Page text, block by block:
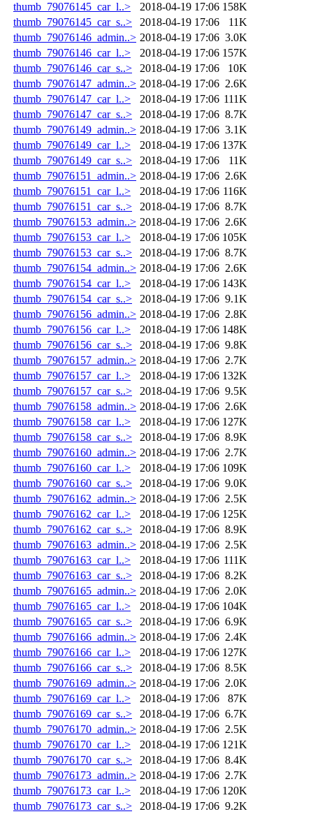
thumb_79076145_car_l..> 2018-04-19 17:06 158K
thumb_79076145_car_s..>
2018-04-19 17:06
11K
thumb_79076146_admin..> 2018-04-19 17:06 3.0K
thumb_79076146_car_l..>
2018-04-19 17:06 157K
thumb_79076146_car_s..>
2018-04-19 17:06
10K
thumb_79076147_admin..> 2018-04-19 17:06 2.6K
thumb_79076147_car_l..>
2018-04-19 17:06 111K
thumb_79076147_car_s..>
2018-04-19 17:06 8.7K
thumb_79076149_admin..> 2018-04-19 17:06 3.1K
thumb_79076149_car_l..>
2018-04-19 17:06 137K
thumb_79076149_car_s..>
2018-04-19 17:06
11K
thumb_79076151_admin..> 2018-04-19 17:06 2.6K
thumb_79076151_car_l..>
2018-04-19 17:06 116K
thumb_79076151_car_s..>
2018-04-19 17:06 8.7K
thumb_79076153_admin..> 2018-04-19 17:06 2.6K
thumb_79076153_car_l..>
2018-04-19 17:06 105K
thumb_79076153_car_s..>
2018-04-19 17:06 8.7K
thumb_79076154_admin..> 2018-04-19 17:06 2.6K
thumb_79076154_car_l..>
2018-04-19 17:06 143K
thumb_79076154_car_s..>
2018-04-19 17:06 9.1K
thumb_79076156_admin..> 2018-04-19 17:06 2.8K
thumb_79076156_car_l..>
2018-04-19 17:06 148K
thumb_79076156_car_s..>
2018-04-19 17:06 9.8K
thumb_79076157_admin..> 2018-04-19 17:06 2.7K
thumb_79076157_car_l..>
2018-04-19 17:06 132K
thumb_79076157_car_s..>
2018-04-19 17:06 9.5K
thumb_79076158_admin..> 2018-04-19 17:06 2.6K
thumb_79076158_car_l..>
2018-04-19 17:06 127K
thumb_79076158_car_s..>
2018-04-19 17:06 8.9K
thumb_79076160_admin..> 2018-04-19 17:06 2.7K
thumb_79076160_car_l..>
2018-04-19 17:06 109K
thumb_79076160_car_s..>
2018-04-19 17:06 9.0K
thumb_79076162_admin..> 2018-04-19 17:06 2.5K
thumb_79076162_car_l..>
2018-04-19 17:06 125K
thumb_79076162_car_s..>
2018-04-19 17:06 8.9K
thumb_79076163_admin..> 2018-04-19 17:06 2.5K
thumb_79076163_car_l..>
2018-04-19 17:06 111K
thumb_79076163_car_s..>
2018-04-19 17:06 8.2K
thumb_79076165_admin..> 2018-04-19 17:06 2.0K
thumb_79076165_car_l..>
2018-04-19 17:06 104K
thumb_79076165_car_s..>
2018-04-19 17:06 6.9K
thumb_79076166_admin..> 2018-04-19 17:06 2.4K
thumb_79076166_car_l..>
2018-04-19 17:06 127K
thumb_79076166_car_s..>
2018-04-19 17:06 8.5K
thumb_79076169_admin..> 2018-04-19 17:06 2.0K
thumb_79076169_car_l..>
2018-04-19 17:06
87K
thumb_79076169_car_s..>
2018-04-19 17:06 6.7K
thumb_79076170_admin..> 2018-04-19 17:06 2.5K
thumb_79076170_car_l..>
2018-04-19 17:06 121K
thumb_79076170_car_s..>
2018-04-19 17:06 8.4K
thumb_79076173_admin..> 2018-04-19 17:06 2.7K
thumb_79076173_car_l..>
2018-04-19 17:06 120K
thumb_79076173_car_s..>
2018-04-19 17:06 9.2K